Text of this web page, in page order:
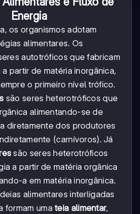
Energia
os organismos adotam
alimentares. Os
autotróficos que fabricam
partir de matéria inorgânica,
o primeiro nível trófico.
são seres heterotróficos que
alimentando-se de
diretamente dos produtores
(carnívoros). Já
são seres heterotróficos
a partir de matéria orgânica
a em matéria inorgânica.
alimentares interligadas
formam umateia alimentar,